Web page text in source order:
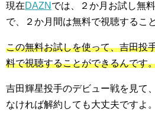
現在DAZN では、２か月お試し無
で、２か月間は無料で視聴するこ
この無料お試しを使って、吉田投
料で視聴することができるんです
吉田輝星投手のデビュー戦を見て
なければ解約しても大丈夫ですよ。